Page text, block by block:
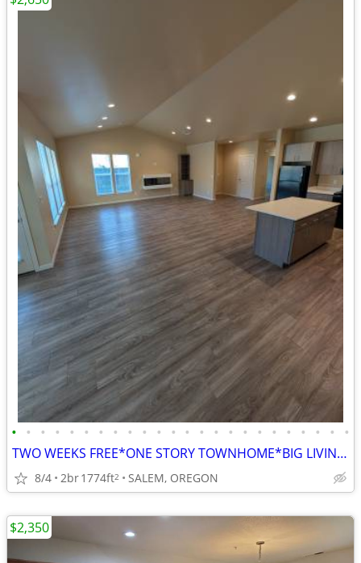
• • • • • • • • • • • • • • • • • • • • • • • •
TWO WEEKS FREE*ONE STORY TOWNHOME*BIG LIVING ROOM*ELECTRIC FIREPLACE!
8/4 2br1774ft2 SALEM, OREGON
$2,350